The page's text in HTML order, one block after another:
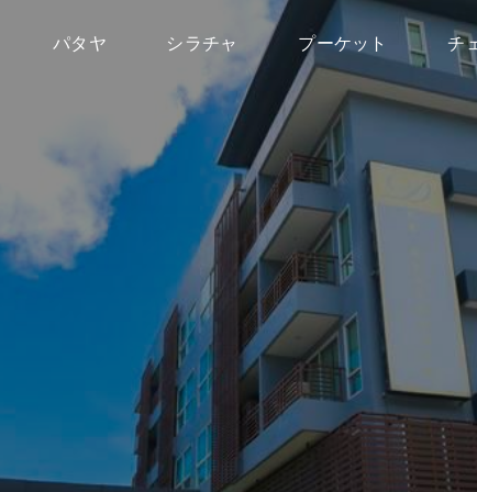
パタヤ シラチャ プーケット チ